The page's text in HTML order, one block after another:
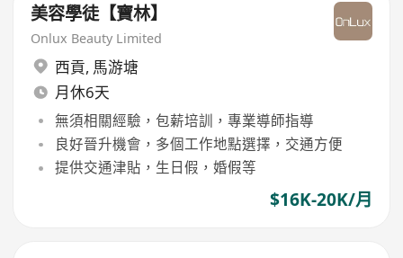
美容學徒【寶林】
Onlux Beauty Limited
西貢, 馬游塘
月休6天
無須相關經驗，包薪培訓，專業導師指導
良好晉升機會，多個工作地點選擇，交通方便
提供交通津貼，生日假，婚假等
$16K-20K/月